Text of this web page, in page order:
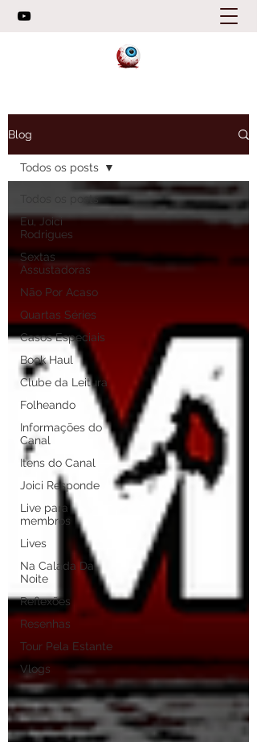
Blog
Todos os posts
Eu, Joici
Rodrigues
Sextas
Assustadoras
Não Por Acaso
Quartas Séries
Casos Especiais
Book Haul
Clube da Leitura
Folheando
Informações do
Canal
Itens do Canal
Joici Responde
Live para
membros
Lives
Na Calada Da
Noite
Reflexões
Resenhas
Tour Pela Estante
Vlogs
Todos os posts